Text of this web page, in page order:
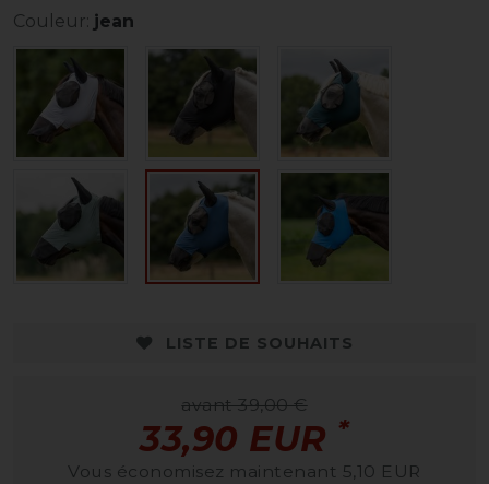
Couleur: jean
LISTE DE SOUHAITS
avant 39,00 €
33,90 EUR *
Vous économisez maintenant 5,10 EUR